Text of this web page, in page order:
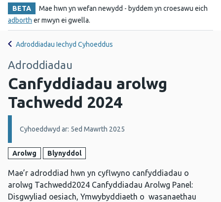
BETA
Mae hwn yn wefan newydd - byddem yn croesawu eich
adborth er mwyn ei gwella.
Adroddiadau Iechyd Cyhoeddus
Adroddiadau
Canfyddiadau arolwg
Tachwedd 2024
Manylion:
Cyhoeddwyd ar: 5ed Mawrth 2025
Arolwg Blynyddol
Mae’r adroddiad hwn yn cyflwyno canfyddiadau o
arolwg Tachwedd2024 Canfyddiadau Arolwg Panel:
Disgwyliad oesiach, Ymwybyddiaeth o wasanaethau